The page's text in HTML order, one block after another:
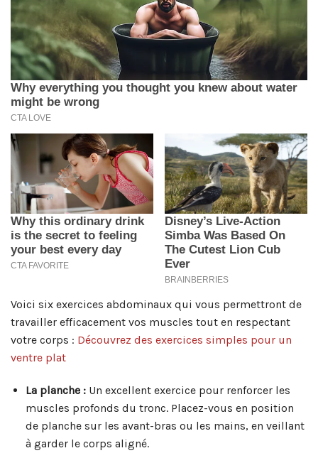
Voici six exercices abdominaux qui vous permettront de
travailler efficacement vos muscles tout en respectant
votre corps : Découvrez des exercices simples pour un
ventre plat
La planche :Un excellent exercice pour renforcer les
muscles profonds du tronc. Placez-vous en position
de planche sur les avant-bras ou les mains, en veillant
à garder le corps aligné.